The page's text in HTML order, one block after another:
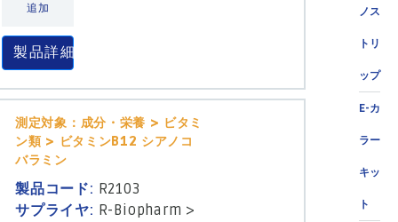
ノス
トリ
ップ
E-カ
ラー
キッ
ト
追加
製品詳細
測定対象：成分・栄養 > ビタミ
ン類 > ビタミンB12 シアノコ
バラミン
製品コード: R2103
サプライヤ: R-Biopharm >